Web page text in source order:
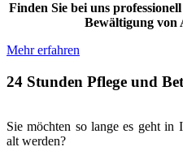
Finden Sie bei uns
Bewältigung von
Mehr erfahren
24 Stunden Pflege und
Sie möchten so lange es geht in
alt werden?